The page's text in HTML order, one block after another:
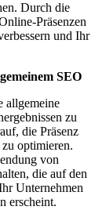
Durch die
Präsenzen
und Ihr
SEO
allgemeine
zu
die Präsenz
optimieren.
von
die auf den
Unternehmen
erscheint.